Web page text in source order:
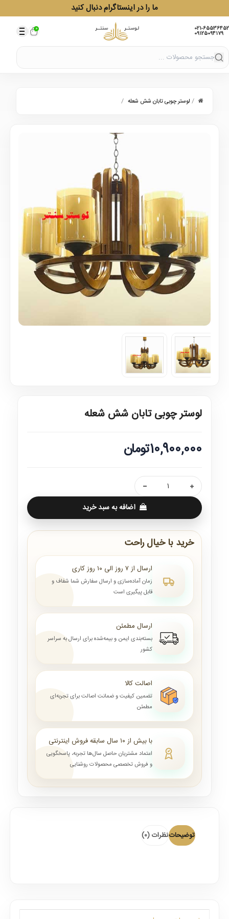
ما را در اینستاگرام دنبال کنید
021-65536452
09125094179
0
/ لوستر چوبی تابان شش شعله /
لوستر چوبی تابان شش شعله
10,900,000تومان
اضافه به سبد خرید
خرید با خیال راحت
ارسال از ۷ روز الی ۱۰ روز کاری
زمان آماده‌سازی و ارسال سفارش شما شفاف و
قابل پیگیری است
ارسال مطمئن
بسته‌بندی ایمن و بیمه‌شده برای ارسال به سراسر
کشور
اصالت کالا
تضمین کیفیت و ضمانت اصالت برای تجربه‌ای
مطمئن
با بیش از ۱۰ سال سابقه فروش اینترنتی
اعتماد مشتریان حاصل سال‌ها تجربه، پاسخگویی
و فروش تخصصی محصولات روشنایی
توضیحاتنظرات (0)